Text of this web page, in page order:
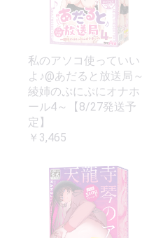
私のアソコ使っていい
よ♪@あだると放送局～
綾姉のぷにぷにオナホ
ール4～【8/27発送予
定】
￥3,465